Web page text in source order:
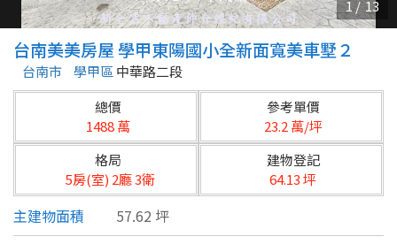
縣市
不限
台北市
基隆市
新北市
宜蘭縣
區域
台南美美房屋 學甲東陽國小全新面寬美車墅２
台南市 學甲區 中華路二段
總價
1488 萬
參考單價
23.2 萬/坪
格局
5房(室) 2廳 3衛
建物登記
64.13 坪
主建物面積
57.62 坪